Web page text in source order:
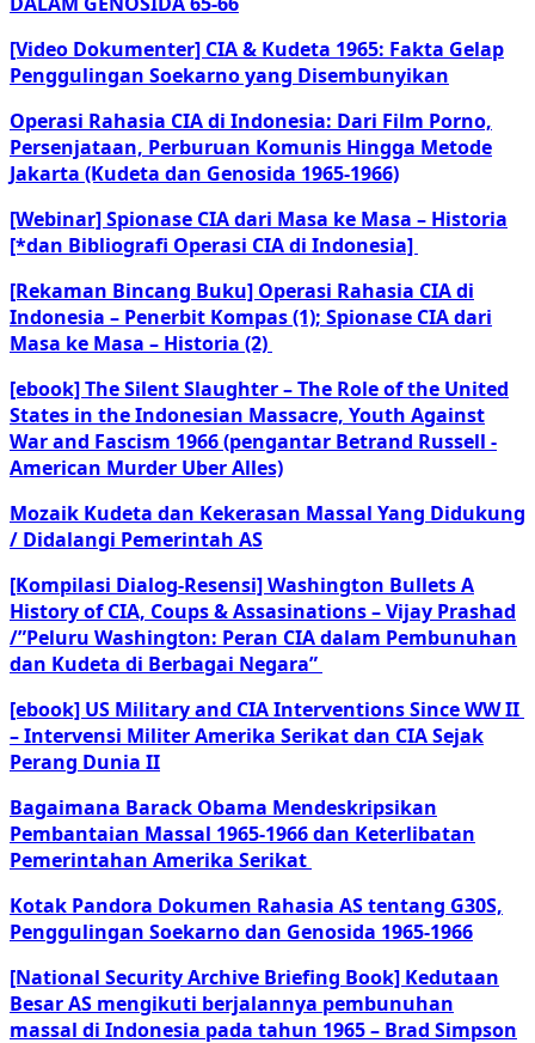
[Video Dokumenter] CIA & Kudeta 1965: Fakta Gelap
Penggulingan Soekarno yang Disembunyikan
Operasi Rahasia CIA di Indonesia: Dari Film Porno,
Persenjataan, Perburuan Komunis Hingga Metode
Jakarta (Kudeta dan Genosida 1965-1966)
[Webinar] Spionase CIA dari Masa ke Masa – Historia
[*dan Bibliografi Operasi CIA di Indonesia]
[Rekaman Bincang Buku] Operasi Rahasia CIA di
Indonesia – Penerbit Kompas (1); Spionase CIA dari
Masa ke Masa – Historia (2)
[ebook] The Silent Slaughter – The Role of the United
States in the Indonesian Massacre, Youth Against
War and Fascism 1966 (pengantar Betrand Russell -
American Murder Uber Alles)
Mozaik Kudeta dan Kekerasan Massal Yang Didukung
/ Didalangi Pemerintah AS
[Kompilasi Dialog-Resensi] Washington Bullets A
History of CIA, Coups & Assasinations – Vijay Prashad
/”Peluru Washington: Peran CIA dalam Pembunuhan
dan Kudeta di Berbagai Negara”
[ebook] US Military and CIA Interventions Since WW II
– Intervensi Militer Amerika Serikat dan CIA Sejak
Perang Dunia II
Bagaimana Barack Obama Mendeskripsikan
Pembantaian Massal 1965-1966 dan Keterlibatan
Pemerintahan Amerika Serikat
Kotak Pandora Dokumen Rahasia AS tentang G30S,
Penggulingan Soekarno dan Genosida 1965-1966
[National Security Archive Briefing Book] Kedutaan
Besar AS mengikuti berjalannya pembunuhan
massal di Indonesia pada tahun 1965 – Brad Simpson